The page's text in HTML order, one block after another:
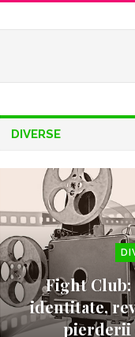
DIVERSE
Fight
identitate,